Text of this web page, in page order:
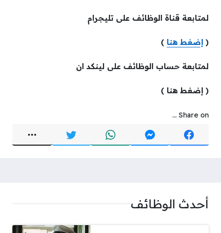
لمتابعة قناة الوظائف على تليجرام
( إضغط هنا )
لمتابعة حساب الوظائف على لينكد ان
( إضغط هنا )
Share on ...
أحدث الوظائف